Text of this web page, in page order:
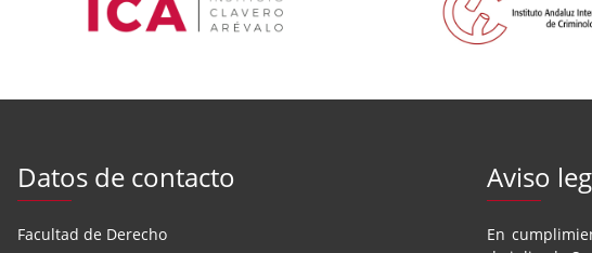
Datos de contacto
Facultad de Derecho
Aviso
En